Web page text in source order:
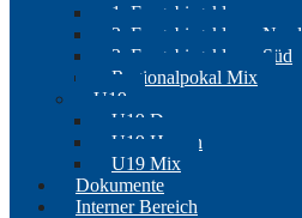
1. Erzgebirgsklasse
2. Erzgebirgsklasse Nord
2. Erzgebirgsklasse Süd
Regionalpokal Mix
U19
U19 Damen
U19 Herren
U19 Mix
Dokumente
Interner Bereich